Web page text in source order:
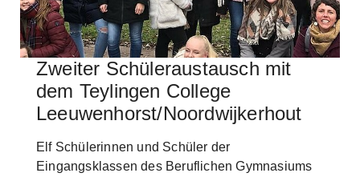
Skip to main content
Zweiter Schüleraustausch mit
dem Teylingen College
Leeuwenhorst/Noordwijkerhout
Elf Schülerinnen und Schüler der
Eingangsklassen des Beruflichen Gymnasiums